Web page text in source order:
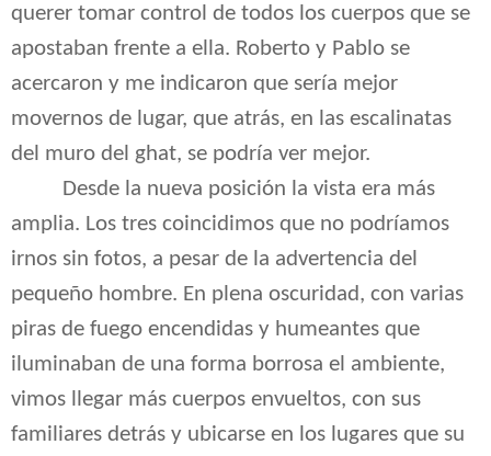
querer tomar control de todos los cuerpos que se
apostaban frente a ella. Roberto y Pablo se
acercaron y me indicaron que sería mejor
movernos de lugar, que atrás, en las escalinatas
del muro del ghat, se podría ver mejor.
Desde la nueva posición la vista era más
amplia. Los tres coincidimos que no podríamos
irnos sin fotos, a pesar de la advertencia del
pequeño hombre. En plena oscuridad, con varias
piras de fuego encendidas y humeantes que
iluminaban de una forma borrosa el ambiente,
vimos llegar más cuerpos envueltos, con sus
familiares detrás y ubicarse en los lugares que su